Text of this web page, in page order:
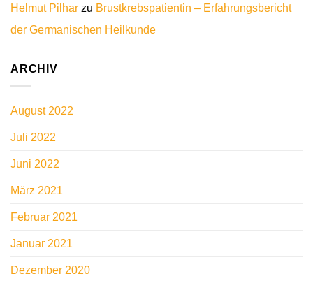
Helmut Pilhar zu Brustkrebspatientin – Erfahrungsbericht
der Germanischen Heilkunde
ARCHIV
August 2022
Juli 2022
Juni 2022
März 2021
Februar 2021
Januar 2021
Dezember 2020